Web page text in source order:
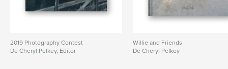
2019 Photography Contest
De Cheryl Pelkey, Editor
Willie and Friends
De Cheryl Pelkey